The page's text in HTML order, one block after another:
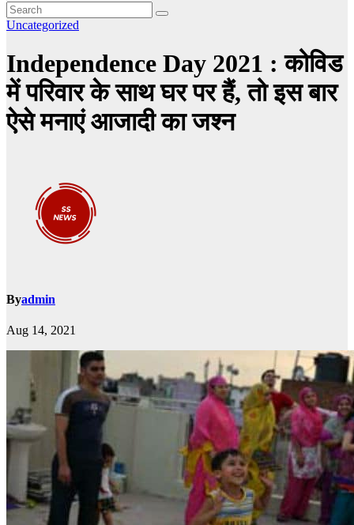
Uncategorized
Independence Day 2021 : कोविड
में परिवार के साथ घर पर हैं, तो इस बार
ऐसे मनाएं आजादी का जश्न
Byadmin
Aug 14, 2021